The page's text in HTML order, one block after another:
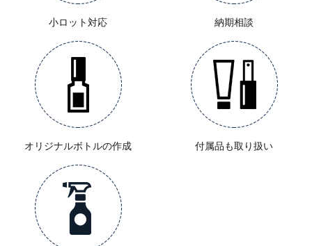
小ロット対応 納期相談
オリジナルボトルの作成 付属品も取り扱い